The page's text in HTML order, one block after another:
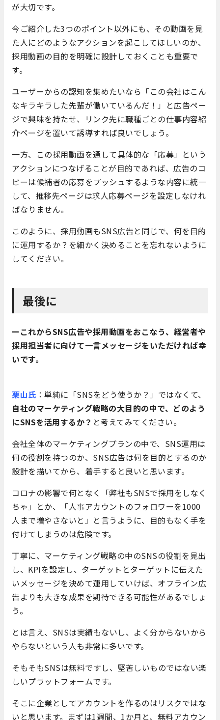
が大切です。
今ご紹介した3つのポイント以外にも、その動画を見
た人にどのようなアクションを起こしてほしいのか、
採用動画の目的を明確に設計しておくことも重要で
す。
ユーザーからの認知を集めたいなら「この会社はこん
なキラキラした先輩が働いているんだ！」と広告ペー
ジで興味を持たせ、リンク先に職種ごとの仕事内容紹
介ページを置いて誘導すれば良いでしょう。
一方、この採用動画を通して具体的な「応募」という
アクションにつなげることが目的であれば、広告のコ
ピーは候補者の応募をプッシュするような内容に統一
して、推移先ページは求人応募ページを設定しなけれ
ばなりません。
このように、採用動画もSNS広告と同じで、何を目的
に運用するか？を細かく決めることを忘れないように
してください。
最後に
ーこれからSNS広告や採用動画をおこなう、経営者や
採用担当者に向けて一言メッセージをいただければ幸
いです。
栗山氏 ：単純に「SNSをどう使うか？」ではなくて、
自社のマーケティング戦略の大目的の中で、どのよう
にSNSを活用するか？ と考えてみてください。
会社全体のマーケティングプランの中で、SNS運用は
何の役割を持つのか、SNS広告は何を目的とするのか
設計を描いてから、着手すると良いと思います。
コロナの影響で何となく「弊社もSNSで採用をしなく
ちゃ」とか、「人事アカウントのフォロワーを1000
人まで増やさないと」と言うように、目的もなく手を
付けてしまうのは危険です。
丁寧に、マーケティング戦略の中のSNSの役割を見出
し、KPIを設定し、ターゲットとターゲットに伝えた
いメッセージを決めて運用していけば、オフライン広
告よりも大きな成果を期待できる可能性があるでしょ
う。
とは言え、SNSは実績もないし、よく分からないから
やらないという人も非常に多いです。
そもそもSNSは無料ですし、堅苦しいものではない楽
しいプラットフォームです。
そこに企業としてアカウントを作るのはリスクではな
いと思います。まずは1週間、1か月と、無料アカウン